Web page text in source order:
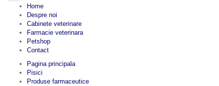
Home
Despre noi
Cabinete veterinare
Farmacie veterinara
Petshop
Contact
Pagina principala
Pisici
Produse farmaceutice